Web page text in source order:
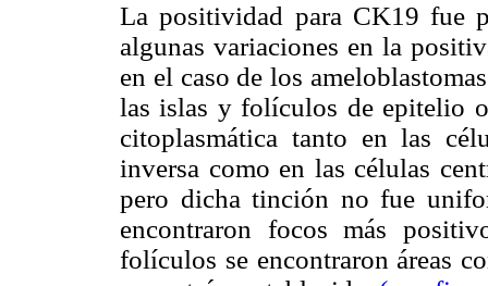
La positividad para CK19 fue
algunas variaciones en la
en el caso de los
las islas y folículos de epitelio
citoplasmática tanto en las
inversa como en las células
pero dicha tinción no fue
encontraron focos más
folículos se encontraron áreas